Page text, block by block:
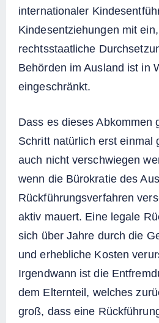
internationaler
Kindesentziehungen mit
rechtsstaatliche
Behörden im Ausland ist in
eingeschränkt.
Dass es dieses Abkommen
Schritt natürlich erst einmal
auch nicht verschwiegen
wenn die Bürokratie des
Rückführungsverfahren
aktiv mauert. Eine legale
sich über Jahre durch die
und erhebliche Kosten
Irgendwann ist die
dem Elternteil, welches
groß, dass eine